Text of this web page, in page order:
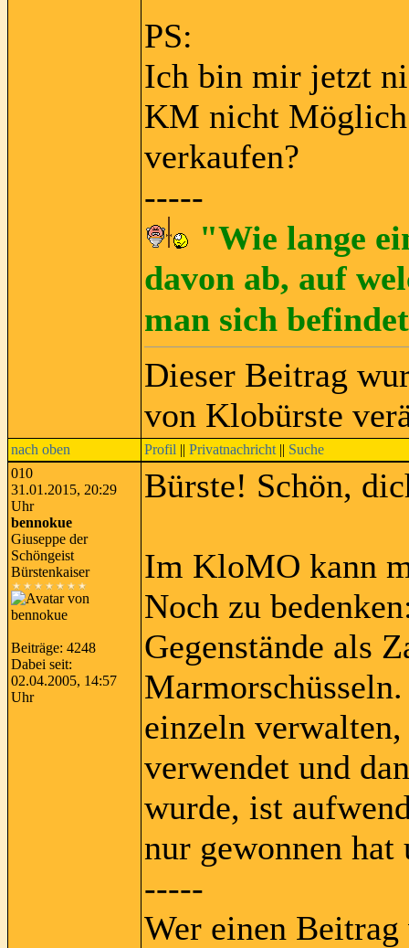
PS:
Ich bin mir jetzt
KM nicht Möglich
verkaufen?
-----
"Wie lange
davon ab, auf
man sich
Dieser Beitrag
von Klobürste
nach oben Profil || Privatnachricht || Suche
010
31.01.2015, 20:29
Uhr
bennokue
Giuseppe der
Schöngeist
Bürstenkaiser
Beiträge: 4248
Dabei seit:
02.04.2005, 14:57
Uhr
Bürste! Schön,
Im KloMO kann
Noch zu
Gegenstände als
einzeln
verwendet und
wurde, ist
nur gewonnen
-----
Wer einen